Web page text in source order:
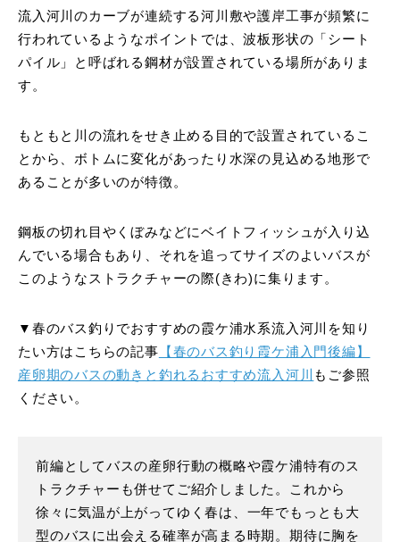
流入河川のカーブが連続する河川敷や護岸工事が頻繁に
行われているようなポイントでは、波板形状の「シート
パイル」と呼ばれる鋼材が設置されている場所がありま
す。
もともと川の流れをせき止める目的で設置されているこ
とから、ボトムに変化があったり水深の見込める地形で
あることが多いのが特徴。
鋼板の切れ目やくぼみなどにベイトフィッシュが入り込
んでいる場合もあり、それを追ってサイズのよいバスが
このようなストラクチャーの際(きわ)に集ります。
▼春のバス釣りでおすすめの霞ケ浦水系流入河川を知り
たい方はこちらの記事 【春のバス釣り霞ケ浦入門後編】
産卵期のバスの動きと釣れるおすすめ流入河川
もご参照
ください。
前編としてバスの産卵行動の概略や霞ケ浦特有のス
トラクチャーも併せてご紹介しました。これから
徐々に気温が上がってゆく春は、一年でもっとも大
型のバスに出会える確率が高まる時期。期待に胸を